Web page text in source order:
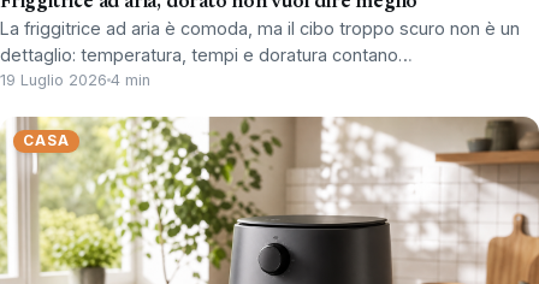
La friggitrice ad aria è comoda, ma il cibo troppo scuro non è un
dettaglio: temperatura, tempi e doratura contano…
19 Luglio 2026 4 min
CASA